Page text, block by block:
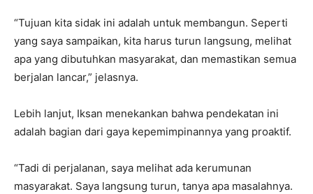
“Tujuan kita sidak ini adalah untuk membangun. Seperti
yang saya sampaikan, kita harus turun langsung, melihat
apa yang dibutuhkan masyarakat, dan memastikan semua
berjalan lancar,” jelasnya.
Lebih lanjut, Iksan menekankan bahwa pendekatan ini
adalah bagian dari gaya kepemimpinannya yang proaktif.
“Tadi di perjalanan, saya melihat ada kerumunan
masyarakat. Saya langsung turun, tanya apa masalahnya.